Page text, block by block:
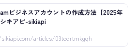
ビジネスアカウントの作成方法【2025年
キアピ-sikiapi
articles/03todrtmkgqh